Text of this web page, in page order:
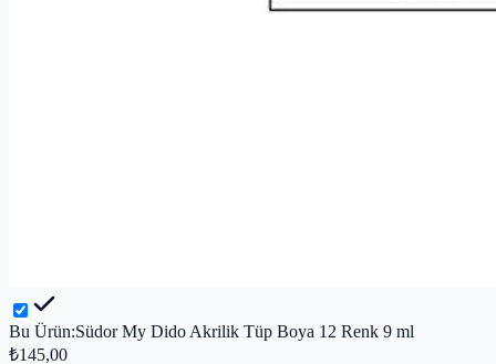
Bu Ürün:Südor My Dido Akrilik Tüp Boya 12 Renk 9 ml
₺145,00